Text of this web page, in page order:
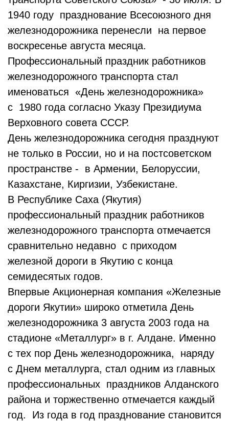
1940 году празднование Всесоюзного дня
железнодорожника перенесли на первое
воскресенье августа месяца.
Профессиональный праздник работников
железнодорожного транспорта стал
именоваться «День железнодорожника»
с 1980 года согласно Указу Президиума
Верховного совета СССР.
День железнодорожника сегодня празднуют
не только в России, но и на постсоветском
пространстве - в Армении, Белоруссии,
Казахстане, Киргизии, Узбекистане.
В Республике Саха (Якутия)
профессиональный праздник работников
железнодорожного транспорта отмечается
сравнительно недавно с приходом
железной дороги в Якутию с конца
семидесятых годов.
Впервые Акционерная компания «Железные
дороги Якутии» широко отметила День
железнодорожника 3 августа 2003 года на
стадионе «Металлург» в г. Алдане. Именно
с тех пор День железнодорожника, наряду
с Днем металлурга, стал одним из главных
профессиональных праздников Алданского
района и торжественно отмечается каждый
год. Из года в год празднование становится